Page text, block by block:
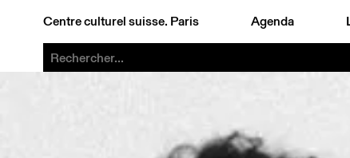
Centre culturel suisse. Paris Agenda